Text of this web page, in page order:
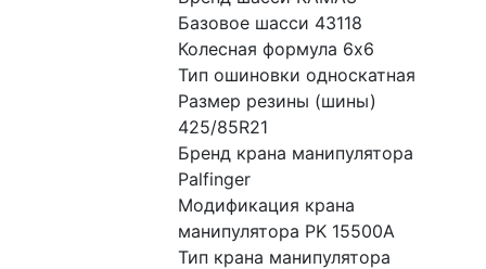
Базовое шасси 43118
Колесная формула 6x6
Тип ошиновки односкатная
Размер резины (шины)
425/85R21
Бренд крана манипулятора
Palfinger
Модификация крана
манипулятора PK 15500A
Тип крана манипулятора